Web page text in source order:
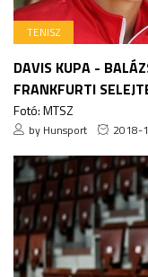
TENISZ
DAVIS KUPA -
FRANKFURTI
Fotó: MTSZ
by Hunsport 2018-